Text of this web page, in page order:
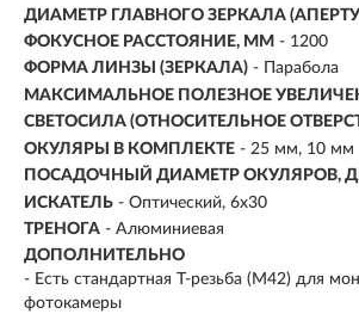
ДИАМЕТР ГЛАВНОГО ЗЕРКАЛА
ФОКУСНОЕ РАССТОЯНИЕ, ММ - 1200
ФОРМА ЛИНЗЫ (ЗЕРКАЛА) - Парабола
МАКСИМАЛЬНОЕ ПОЛЕЗНОЕ
СВЕТОСИЛА (ОТНОСИТЕЛЬНОЕ
ОКУЛЯРЫ В КОМПЛЕКТЕ - 25 мм, 10 мм
ПОСАДОЧНЫЙ ДИАМЕТР ОКУЛЯРОВ,
ИСКАТЕЛЬ - Оптический, 6х30
ТРЕНОГА - Алюминиевая
ДОПОЛНИТЕЛЬНО
- Есть стандартная Т-резьба (М42) для
фотокамеры